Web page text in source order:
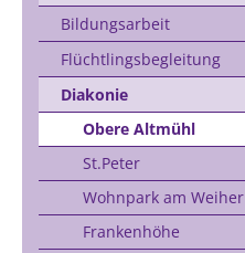
Bildungsarbeit
Flüchtlingsbegleitung
Diakonie
Obere Altmühl
St.Peter
Wohnpark am Weiher
Frankenhöhe